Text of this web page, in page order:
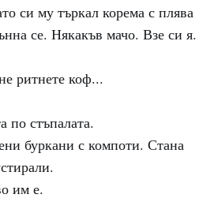
си му търкал корема с плява
се. Някакъв мачо. Взе си я.
ритнете коф...
по стъпалата.
буркани с компоти. Стана
им е.